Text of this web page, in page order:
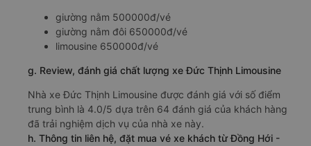
giường nằm 500000đ/vé
giường nằm đôi 650000đ/vé
limousine 650000đ/vé
g. Review, đánh giá chất lượng xe Đức Thịnh Limousine
Nhà xe Đức Thịnh Limousine được đánh giá với số điểm
trung bình là 4.0/5 dựa trên 64 đánh giá của khách hàng
đã trải nghiệm dịch vụ của nhà xe này.
h. Thông tin liên hệ, đặt mua vé xe khách từ Đồng Hới -